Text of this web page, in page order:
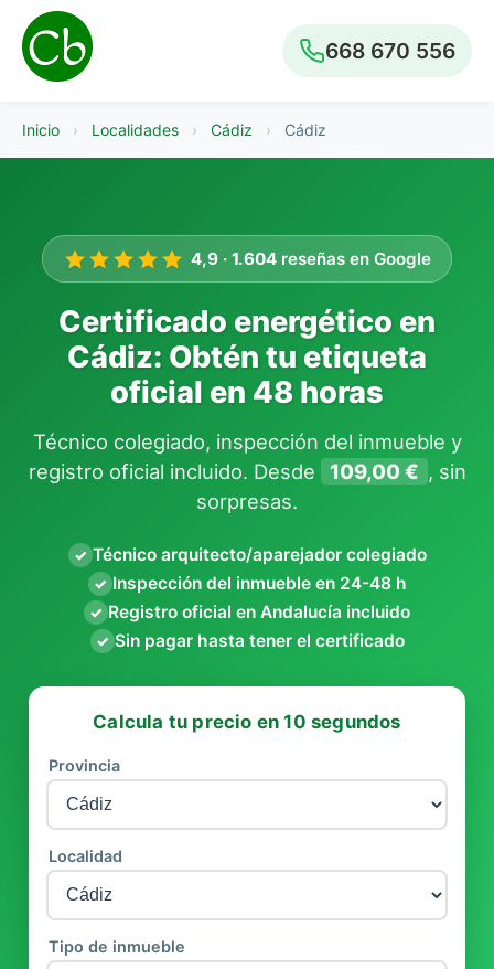
668 670 556
Inicio › Localidades › Cádiz › Cádiz
4,9 · 1.604 reseñas en Google
Certificado energético en
Cádiz: Obtén tu etiqueta
oficial en 48 horas
Técnico colegiado, inspección del inmueble y
registro oficial incluido. Desde
109,00 € , sin
sorpresas.
✓ Técnico arquitecto/aparejador colegiado
✓ Inspección del inmueble en 24-48 h
✓ Registro oficial en Andalucía incluido
✓ Sin pagar hasta tener el certificado
Calcula tu precio en 10 segundos
Provincia
Localidad
Tipo de inmueble